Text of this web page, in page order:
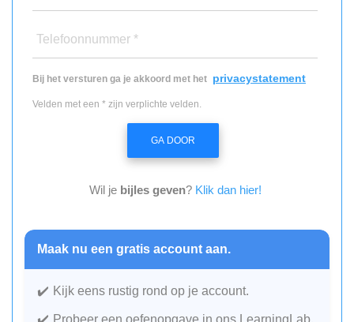
Telefoonnummer *
Bij het versturen ga je akkoord met het privacystatement
Velden met een * zijn verplichte velden.
GA DOOR
Wil je bijles geven? Klik dan hier!
Maak nu een gratis account aan.
Kijk eens rustig rond op je account.